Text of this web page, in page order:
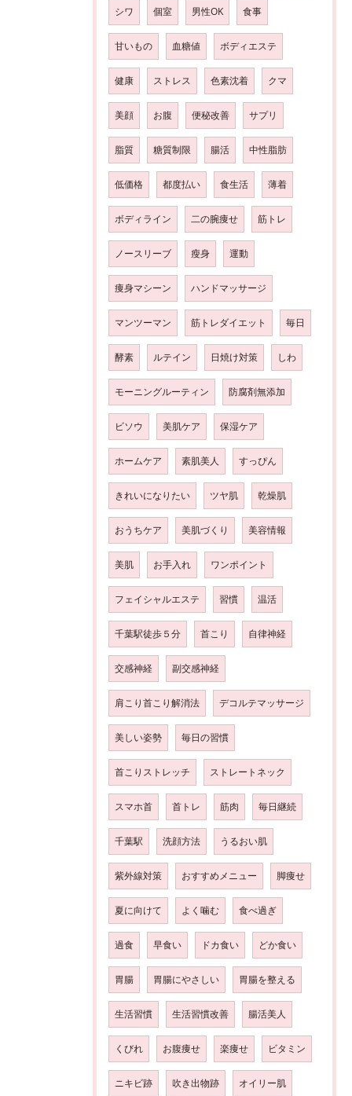
シワ 個室 男性OK 食事
甘いもの 血糖値 ボディエステ
健康 ストレス 色素沈着 クマ
美顔 お腹 便秘改善 サプリ
脂質 糖質制限 腸活 中性脂肪
低価格 都度払い 食生活 薄着
ボディライン 二の腕痩せ 筋トレ
ノースリーブ 瘦身 運動
痩身マシーン ハンドマッサージ
マンツーマン 筋トレダイエット 毎日
酵素 ルテイン 日焼け対策 しわ
モーニングルーティン 防腐剤無添加
ビソウ 美肌ケア 保湿ケア
ホームケア 素肌美人 すっぴん
きれいになりたい ツヤ肌 乾燥肌
おうちケア 美肌づくり 美容情報
美肌 お手入れ ワンポイント
フェイシャルエステ 習慣 温活
千葉駅徒歩５分 首こり 自律神経
交感神経 副交感神経
肩こり首こり解消法 デコルテマッサージ
美しい姿勢 毎日の習慣
首こりストレッチ ストレートネック
スマホ首 首トレ 筋肉 毎日継続
千葉駅 洗顔方法 うるおい肌
紫外線対策 おすすめメニュー 脚痩せ
夏に向けて よく噛む 食べ過ぎ
過食 早食い ドカ食い どか食い
胃腸 胃腸にやさしい 胃腸を整える
生活習慣 生活習慣改善 腸活美人
くびれ お腹痩せ 楽痩せ ビタミン
ニキビ跡 吹き出物跡 オイリー肌